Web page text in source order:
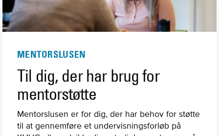
MENTORSLUSEN
Til dig, der har brug for
mentorstøtte
Mentorslusen er for dig, der har behov for støtte
til at gennemføre et undervisningsforløb på